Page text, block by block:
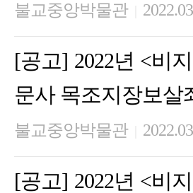
불교중앙박물관
[공고] 2022년 <비
문사 목조지장보살
불교중앙박물관
[공고] 2022년 <비